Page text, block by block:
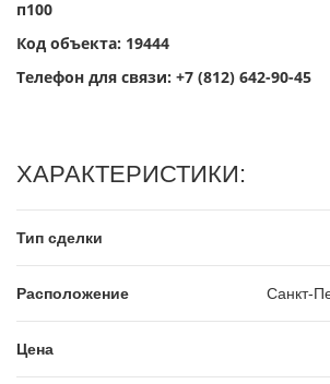
п100
Код объекта: 19444
Телефон для связи: +7 (812) 642-90-45
ХАРАКТЕРИСТИКИ:
Тип сделки
Расположение Санкт-
Цена